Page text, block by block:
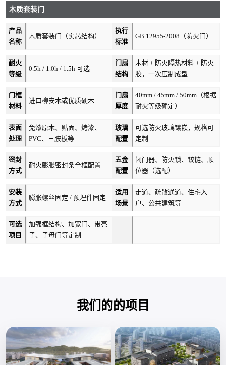
木质套装门
产品
名称
木质套装门（实芯结构）
执行
标准
GB 12955-2008（防火门）
耐火
等级
0.5h / 1.0h / 1.5h 可选
门扇
结构
木材 + 防火隔热材料 + 防火
胶，一次压制成型
门框
材料
进口柳安木或优质硬木
门扇
厚度
40mm / 45mm / 50mm（根据
耐火等级确定）
表面
处理
免漆原木、贴面、烤漆、
PVC、三胺板等
玻璃
配置
可选防火玻璃镶嵌，规格可
定制
密封
方式
耐火膨胀密封条全框配置
五金
配置
闭门器、防火锁、铰链、顺
位器（选配）
安装
方式
膨胀螺丝固定 / 预埋件固定
适用
场景
走道、疏散通道、住宅入
户、公共建筑等
可选
项目
加强框结构、加宽门、带亮
子、子母门等定制
我们的的项目